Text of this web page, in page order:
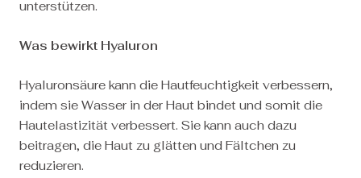
unterstützen.
Was bewirkt Hyaluron
Hyaluronsäure kann die Hautfeuchtigkeit verbessern,
indem sie Wasser in der Haut bindet und somit die
Hautelastizität verbessert. Sie kann auch dazu
beitragen, die Haut zu glätten und Fältchen zu
reduzieren.